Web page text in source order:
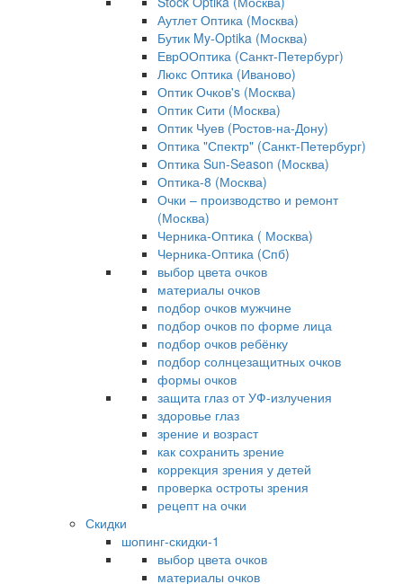
Аутлет Оптика (Москва)
Бутик My-Optika (Москва)
ЕврООптика (Санкт-Петербург)
Люкс Оптика (Иваново)
Оптик Очков's (Москва)
Оптик Сити (Москва)
Оптик Чуев (Ростов-на-Дону)
Оптика "Спектр" (Санкт-Петербург)
Оптика Sun-Season (Москва)
Оптика-8 (Москва)
Очки – производство и ремонт
(Москва)
Черника-Оптика ( Москва)
Черника-Оптика (Спб)
выбор цвета очков
материалы очков
подбор очков мужчине
подбор очков по форме лица
подбор очков ребёнку
подбор солнцезащитных очков
формы очков
защита глаз от УФ-излучения
здоровье глаз
зрение и возраст
как сохранить зрение
коррекция зрения у детей
проверка остроты зрения
рецепт на очки
Скидки
шопинг-скидки-1
выбор цвета очков
материалы очков